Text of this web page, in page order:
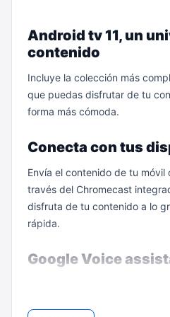
Android tv 11, un
contenido
Incluye la colección más
que puedas disfrutar de tu
forma más cómoda.
Conecta con tus
Envía el contenido de tu móvil
través del Chromecast
disfruta de tu contenido a lo
rápida.
Google Voice